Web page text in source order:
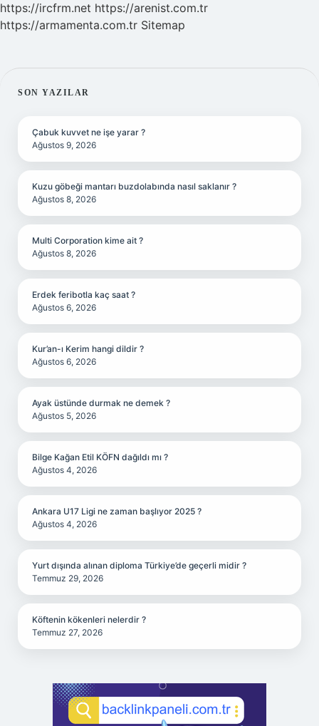
https://ircfrm.net https://arenist.com.tr
https://armamenta.com.tr Sitemap
SIDEBAR
SON YAZILAR
Çabuk kuvvet ne işe yarar ?
Ağustos 9, 2026
Kuzu göbeği mantarı buzdolabında nasıl saklanır ?
Ağustos 8, 2026
Multi Corporation kime ait ?
Ağustos 8, 2026
Erdek feribotla kaç saat ?
Ağustos 6, 2026
Kur’an-ı Kerim hangi dildir ?
Ağustos 6, 2026
Ayak üstünde durmak ne demek ?
Ağustos 5, 2026
Bilge Kağan Etil KÖFN dağıldı mı ?
Ağustos 4, 2026
Ankara U17 Ligi ne zaman başlıyor 2025 ?
Ağustos 4, 2026
Yurt dışında alınan diploma Türkiye’de geçerli midir ?
Temmuz 29, 2026
Köftenin kökenleri nelerdir ?
Temmuz 27, 2026